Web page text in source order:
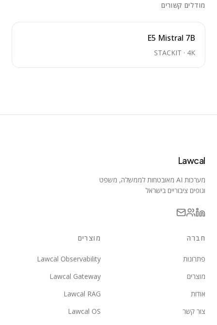
מודלים קשורים
E5 Mistral 7B
STACKIT · 4K
Lawcal
מערכות AI מאובטחות לממשלה, משפט
וגופים ציבוריים בישראל
חברה
פתרונות
מוצרים
אודות
צור קשר
מוצרים
Lawcal Observability
Lawcal Gateway
Lawcal RAG
Lawcal OS